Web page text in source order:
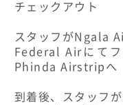
チェックアウト
スタッフがNgala
Federal Airにて
Phinda Airstripへ
到着後、スタッフ